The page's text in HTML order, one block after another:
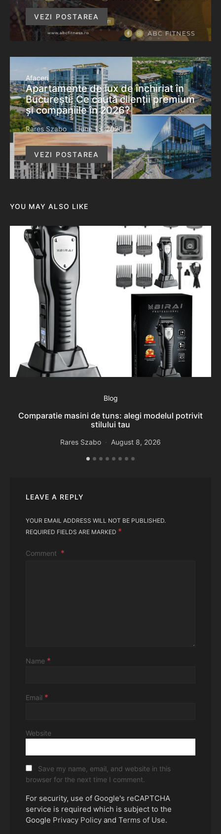
VEZI POSTAREA
Afaceri
Apartamente de lux de închiriat în
București: Ce caută clienții premium
și companiile în 2026?
Rares Szabo June 13, 2026
VEZI POSTAREA
YOU MAY ALSO LIKE
Blog
Comparatie masini de tuns: alegi modelul potrivit
stilului tau
Rares Szabo August 8, 2026
LEAVE A REPLY
YOUR EMAIL ADDRESS WILL NOT BE PUBLISHED.
REQUIRED FIELDS ARE MARKED *
Comment
Name *
Email *
Website
Save my name, email, and website in this
browser for the next time I comment.
For security, use of Google's reCAPTCHA
service is required which is subject to the
Google Privacy Policy and Terms of Use.